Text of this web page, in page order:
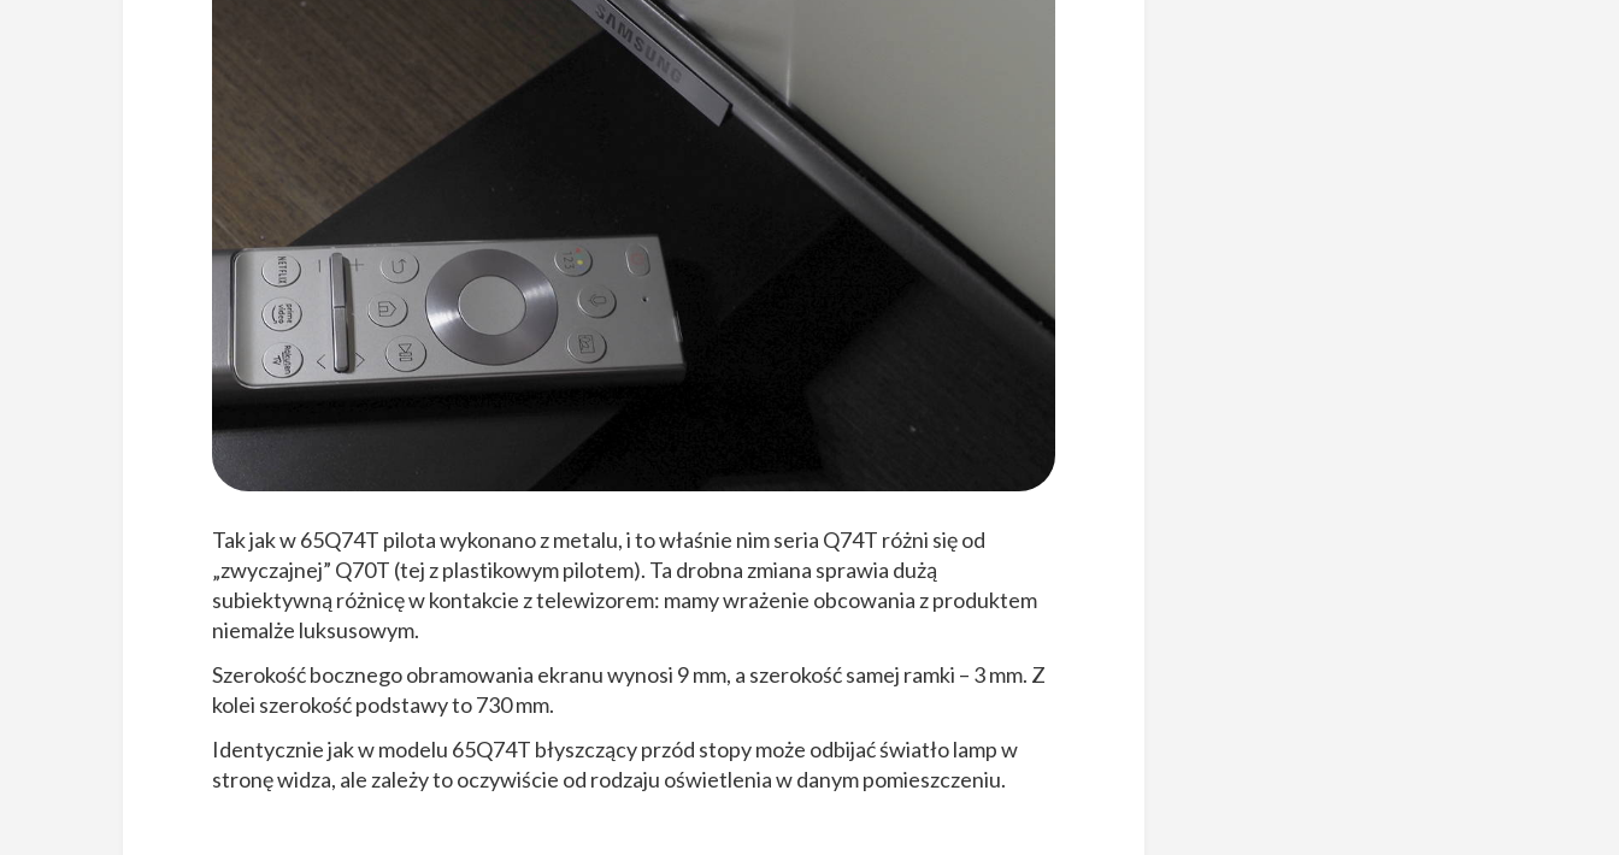
Tak jak w 65Q74T pilota wykonano z metalu, i to właśnie nim seria Q74T różni się od
„zwyczajnej” Q70T (tej z plastikowym pilotem). Ta drobna zmiana sprawia dużą
subiektywną różnicę w kontakcie z telewizorem: mamy wrażenie obcowania z produktem
niemalże luksusowym.
Szerokość bocznego obramowania ekranu wynosi 9 mm, a szerokość samej ramki – 3 mm. Z
kolei szerokość podstawy to 730 mm.
Identycznie jak w modelu 65Q74T błyszczący przód stopy może odbijać światło lamp w
stronę widza, ale zależy to oczywiście od rodzaju oświetlenia w danym pomieszczeniu.